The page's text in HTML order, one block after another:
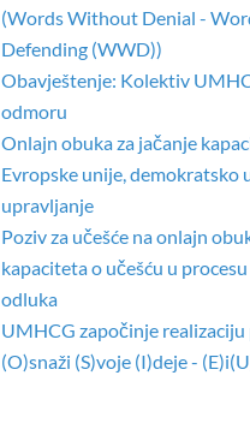
(Words Without Denial -
Defending (WWD))
Obavještenje: Kolektiv
odmoru
Onlajn obuka za jačanje
Evropske unije, demokratsko
upravljanje
Poziv za učešće na onlajn
kapaciteta o učešću u
odluka
UMHCG započinje
(O)snaži (S)voje (I)deje -